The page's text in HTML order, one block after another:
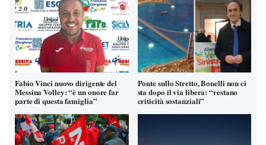
Fabio Vinci nuovo dirigente del
Messina Volley: “è un onore far
parte di questa famiglia”
Ponte sullo Stretto, Bonelli non ci
sta dopo il via libera: “restano
criticità sostanziali”